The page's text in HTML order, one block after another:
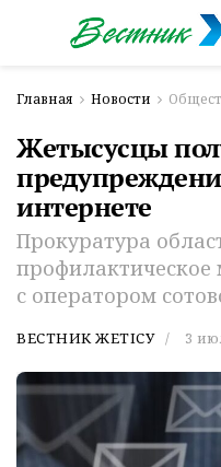
Главная Новости
Жетысусцы
интернете
Прокуратура
профилактическое
с оператором
ВЕСТНИК ЖЕТІСУ 3